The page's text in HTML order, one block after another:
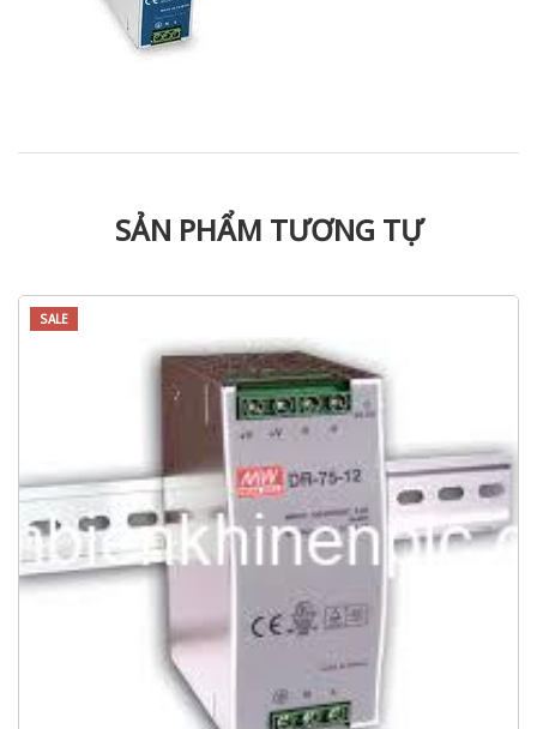
SẢN PHẨM TƯƠNG TỰ
SALE